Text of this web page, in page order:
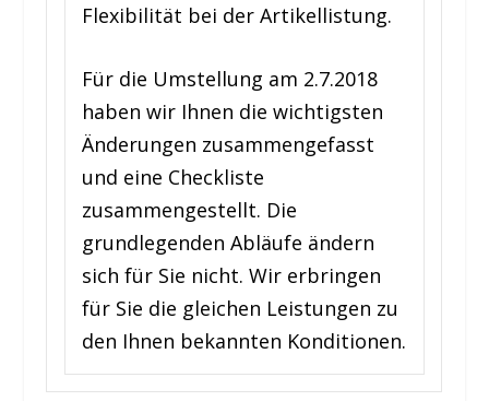
Flexibilität bei der Artikellistung.
Für die Umstellung am 2.7.2018
haben wir Ihnen die wichtigsten
Änderungen zusammengefasst
und eine Checkliste
zusammengestellt. Die
grundlegenden Abläufe ändern
sich für Sie nicht. Wir erbringen
für Sie die gleichen Leistungen zu
den Ihnen bekannten Konditionen.